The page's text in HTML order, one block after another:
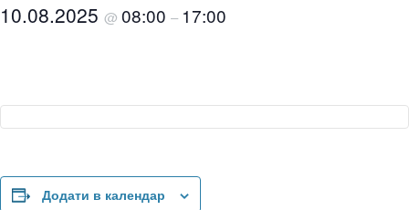
10.08.2025 @ 08:00 – 17:00
Додати в календар